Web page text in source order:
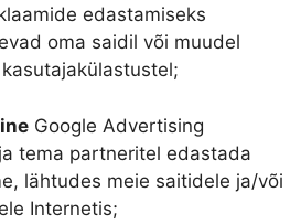
edastamiseks
oma saidil või muudel
Google Advertising
tema partneritel edastada
lähtudes meie saitidele ja/või
Internetis;